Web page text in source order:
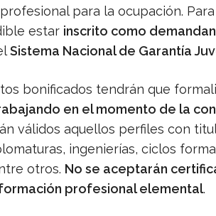
para la ocupación.
estar inscrito como
Sistema Nacional de Garantía
bonificados tendrán que
en el momento de la
válidos aquellos perfiles con
ingenierías, ciclos
otros. No se aceptarán
profesional elemental.